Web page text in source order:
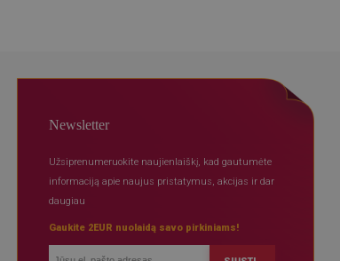
Newsletter
Užsiprenumeruokite naujienlaiškį, kad gautumėte
informaciją apie naujus pristatymus, akcijas ir dar
daugiau
Gaukite 2EUR nuolaidą savo pirkiniams!